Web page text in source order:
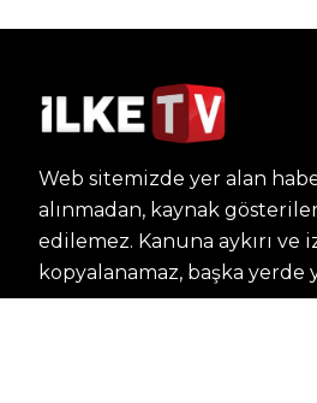
Web sitemizde yer alan
alınmadan, kaynak
edilemez. Kanuna aykırı ve
kopyalanamaz, başka yerde